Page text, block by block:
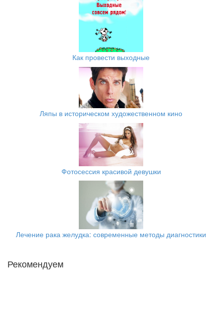
Как провести выходные
Ляпы в историческом художественном кино
Фотосессия красивой девушки
Лечение рака желудка: современные методы диагностики
Рекомендуем